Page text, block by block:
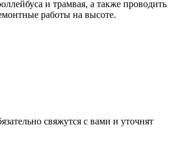
и трамвая, а также проводить
работы на высоте.
свяжутся с вами и уточнят